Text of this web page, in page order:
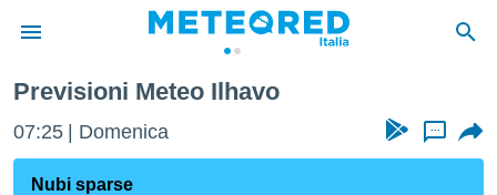
di
Previsioni Meteo Ilhavo
07:25 Domenica ...
Nubi sparse